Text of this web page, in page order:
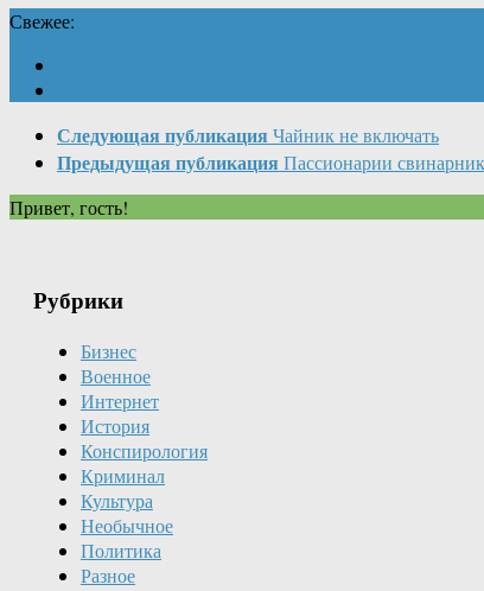
Свежее:
Следующая публикация Чайник не включать
Предыдущая публикация Пассионарии
Привет, гость!
Рубрики
Бизнес
Военное
Интернет
История
Конспирология
Криминал
Культура
Необычное
Политика
Разное